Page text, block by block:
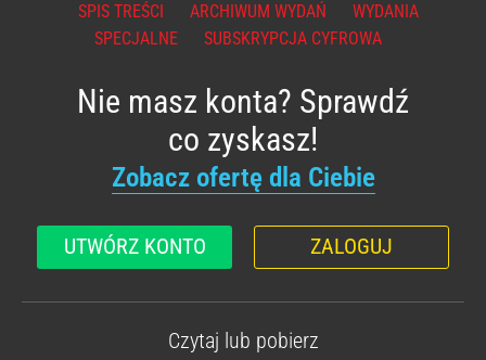
SPIS TREŚCI ARCHIWUM WYDAŃ
WYDANIA
SPECJALNE
SUBSKRYPCJA CYFROWA
Nie masz konta? Sprawdź
co zyskasz!
Zobacz ofertę dla Ciebie
UTWÓRZ KONTO ZALOGUJ
Czytaj lub pobierz